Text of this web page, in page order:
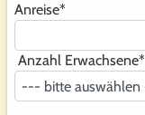
Anreise*
Anzahl Erwachsene*